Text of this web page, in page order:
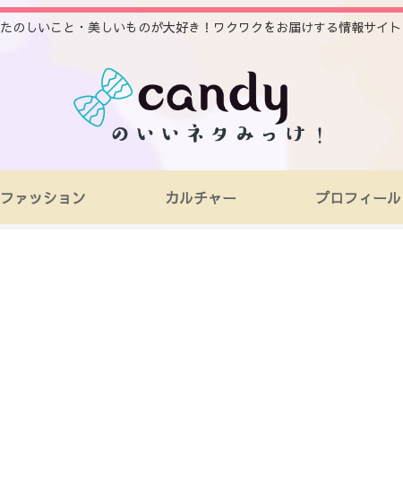
たのしいこと・美しいものが大好き！ワクワクをお届けする情報サイト
ファッション カルチャー プロフィール